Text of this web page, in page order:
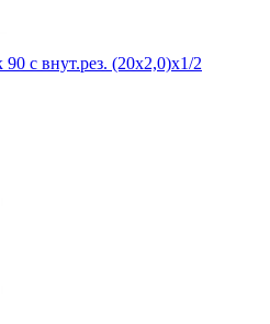
с внут.рез. (20х2,0)х1/2